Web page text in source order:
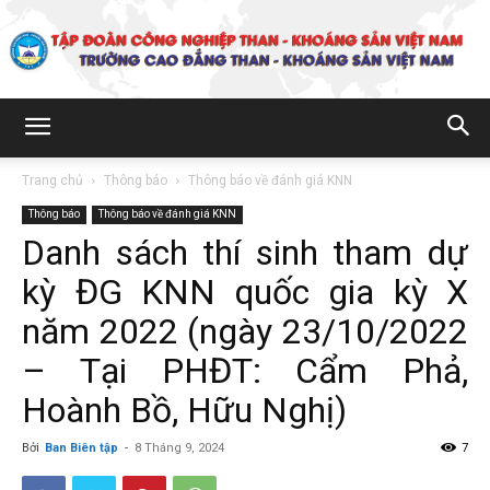
Trường
Than
Trang chủ Thông báo Thông báo về đánh giá KNN
Thông báo Thông báo về đánh giá KNN
Danh sách thí sinh tham dự
kỳ ĐG KNN quốc gia kỳ X
năm 2022 (ngày 23/10/2022
– Tại PHĐT: Cẩm Phả,
Hoành Bồ, Hữu Nghị)
Bởi Ban Biên tập - 8 Tháng 9, 2024 7